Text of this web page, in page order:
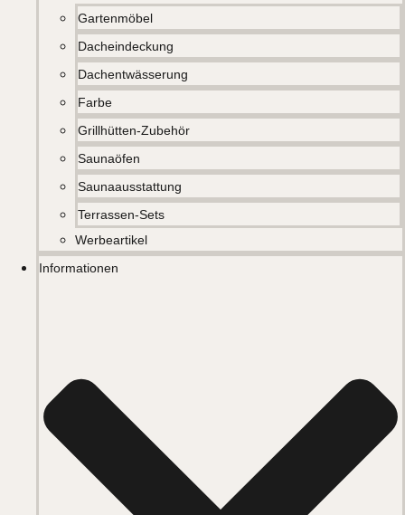
Gartenmöbel
Dacheindeckung
Dachentwässerung
Farbe
Grillhütten-Zubehör
Saunaöfen
Saunaausstattung
Terrassen-Sets
Werbeartikel
Informationen